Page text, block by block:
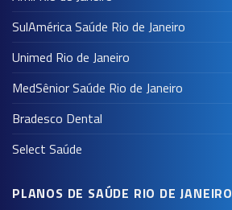
SulAmérica Saúde Rio de Janeiro
Unimed Rio de Janeiro
MedSênior Saúde Rio de Janeiro
Bradesco Dental
Select Saúde
PLANOS DE SAÚDE RIO DE JANEIRO